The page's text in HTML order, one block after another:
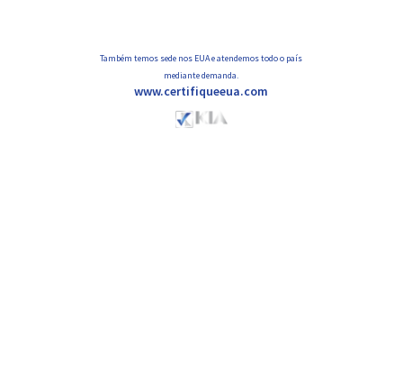
Também temos sede nos EUA e atendemos todo o país
mediante demanda.
www.certifiqueeua.com